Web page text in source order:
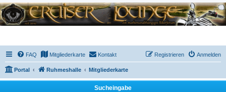
FAQ Mitgliederkarte Kontakt Anmelden
Registrieren
Portal Ruhmeshalle Mitgliederkarte
Sucheingabe